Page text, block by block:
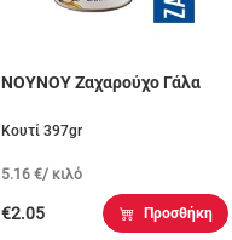
ΝΟΥΝΟΥ Ζαχαρούχο Γάλα
Κουτί 397gr
5.16 €/ κιλό
€2.05 Προσθήκη